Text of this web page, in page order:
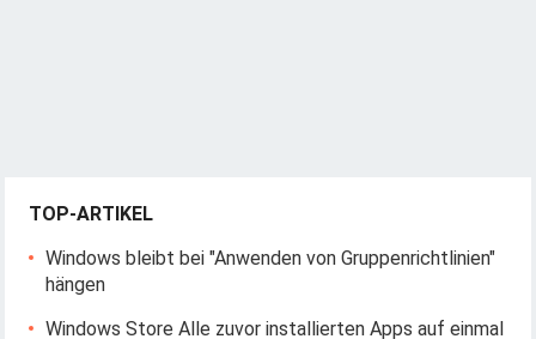
TOP-ARTIKEL
Windows bleibt bei "Anwenden von Gruppenrichtlinien"
hängen
Windows Store Alle zuvor installierten Apps auf einmal